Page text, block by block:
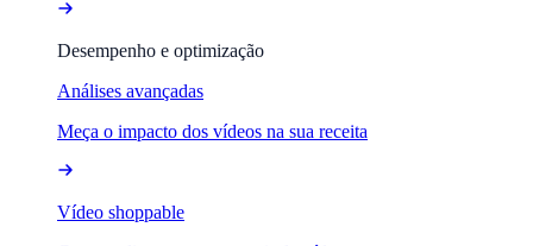
Desempenho e optimização
Análises avançadas
Meça o impacto dos vídeos na sua receita
Vídeo shoppable